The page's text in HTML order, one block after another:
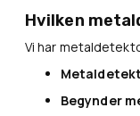
Hvilken
Vi har
Begynder